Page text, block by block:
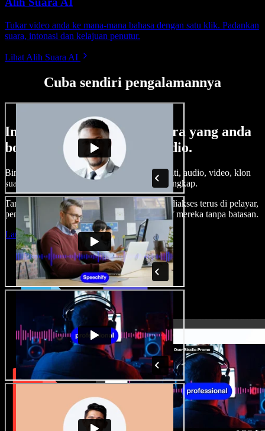
Tukar video anda ke mana-mana bahasa dengan satu klik. Padankan
suara, intonasi dan kelajuan penutur.
Lihat Alih Suara AI
Cuba sendiri pengalamannya
Ini hanya sebahagian perkara yang anda
boleh buat di Speechify Studio.
Bina suara latar, tambah imej stok tanpa royalti, audio, video, klon
suara anda, untuk projek audio video yang lengkap.
Tanpa keluk pembelajaran dan semua boleh diakses terus di pelayar,
pencipta boleh realisasikan segala idea kreatif mereka tanpa batasan.
Lancarkan Studio